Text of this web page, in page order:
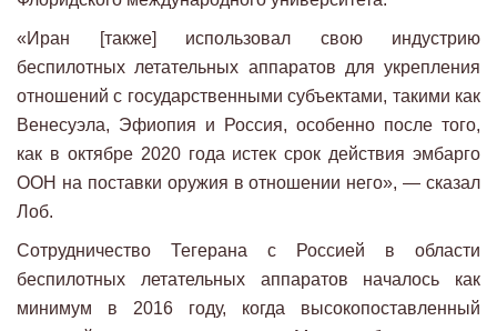
«Иран [также] использовал свою индустрию
беспилотных летательных аппаратов для укрепления
отношений с государственными субъектами, такими как
Венесуэла, Эфиопия и Россия, особенно после того,
как в октябре 2020 года истек срок действия эмбарго
ООН на поставки оружия в отношении него», — сказал
Лоб.
Сотрудничество Тегерана с Россией в области
беспилотных летательных аппаратов началось как
минимум в 2016 году, когда высокопоставленный